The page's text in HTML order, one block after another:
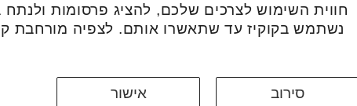
חווית השימוש לצרכים שלכם, להציג פרסומות ולנתח
נשתמש בקוקיז עד שתאשרו אותם. לצפיה מורחבת
אישור סירוב
אביזרים